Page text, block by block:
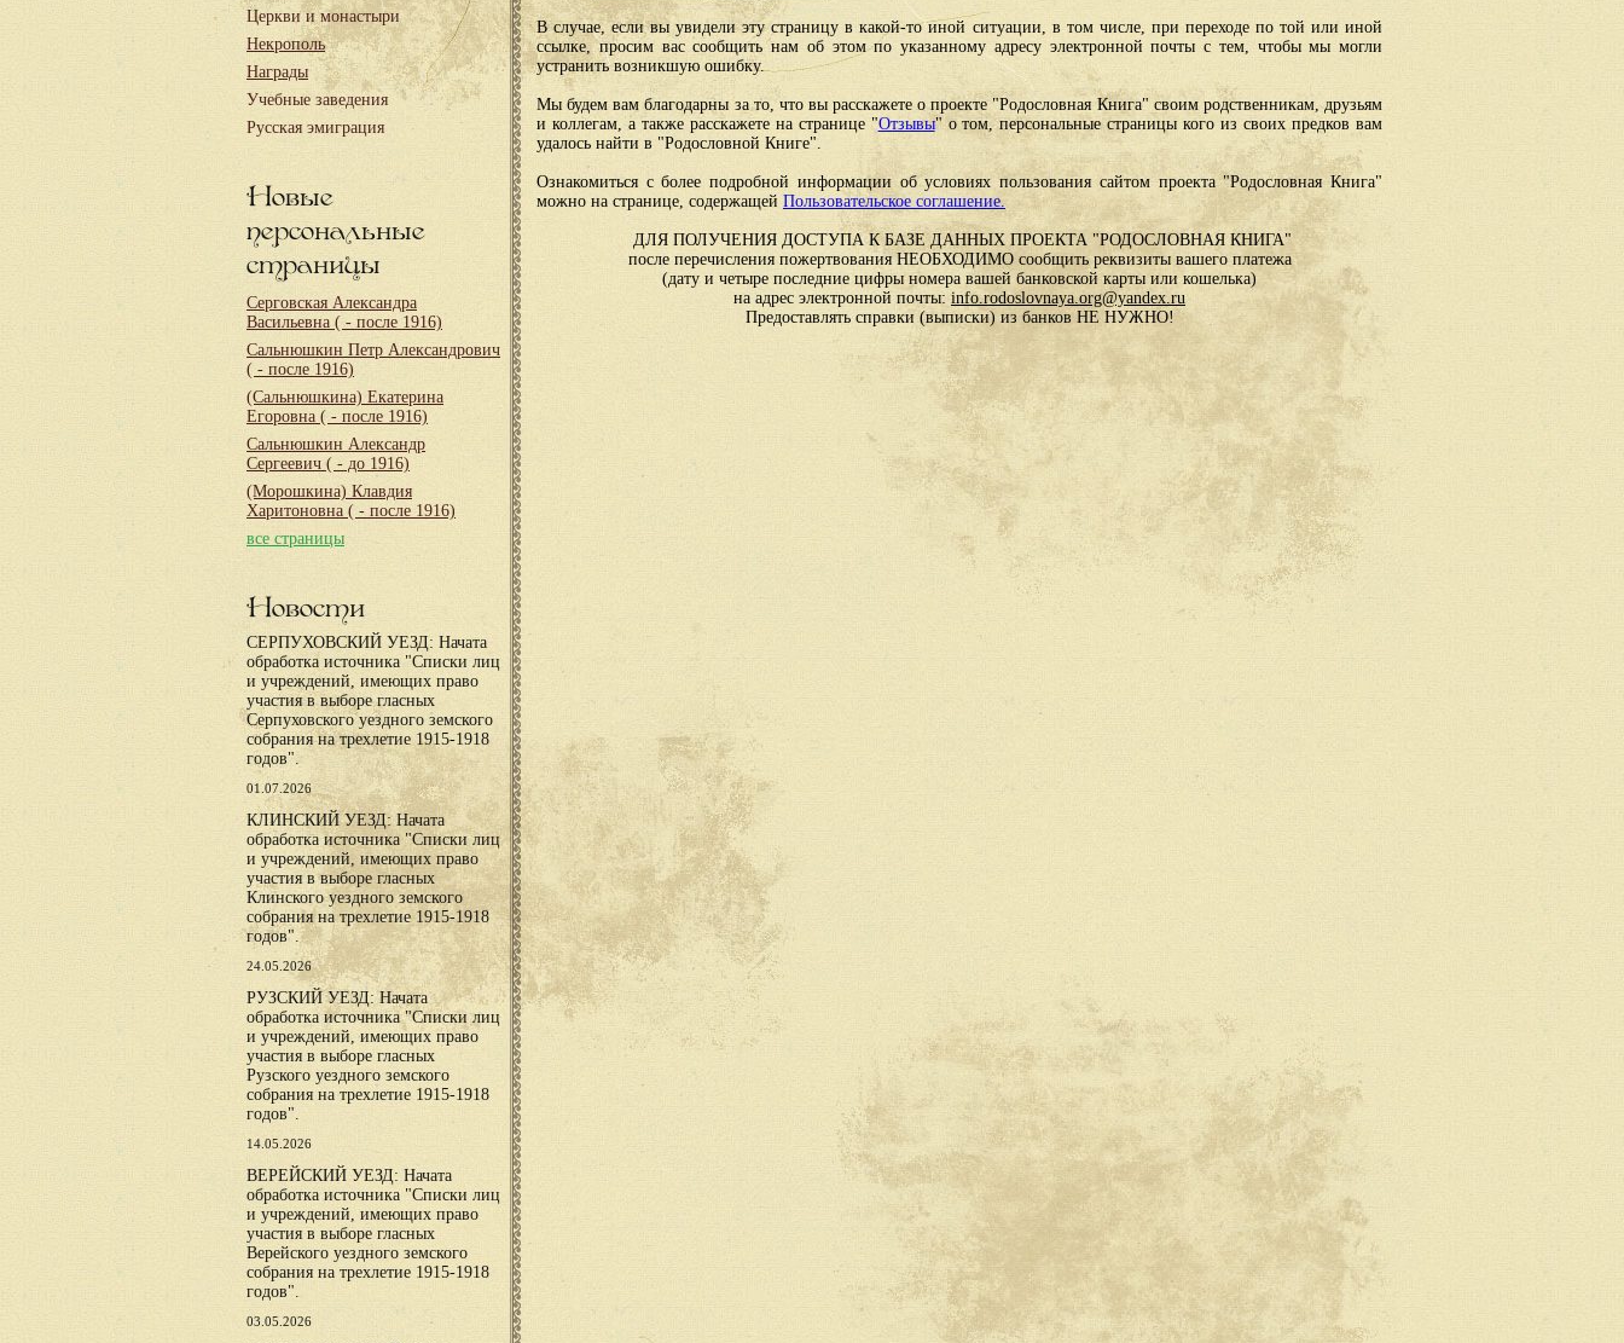
Церкви и монастыри
Некрополь
Награды
Учебные заведения
Русская эмиграция
Новые
персональные
страницы
Серговская Александра
Васильевна ( - после 1916)
Сальнюшкин Петр Александрович
( - после 1916)
(Сальнюшкина) Екатерина
Егоровна ( - после 1916)
Сальнюшкин Александр
Сергеевич ( - до 1916)
(Морошкина) Клавдия
Харитоновна ( - после 1916)
все страницы
Новости
СЕРПУХОВСКИЙ УЕЗД: Начата
обработка источника "Списки лиц
и учреждений, имеющих право
участия в выборе гласных
Серпуховского уездного земского
собрания на трехлетие 1915-1918
годов".
01.07.2026
КЛИНСКИЙ УЕЗД: Начата
обработка источника "Списки лиц
и учреждений, имеющих право
участия в выборе гласных
Клинского уездного земского
собрания на трехлетие 1915-1918
годов".
24.05.2026
РУЗСКИЙ УЕЗД: Начата
обработка источника "Списки лиц
и учреждений, имеющих право
участия в выборе гласных
Рузского уездного земского
собрания на трехлетие 1915-1918
годов".
14.05.2026
ВЕРЕЙСКИЙ УЕЗД: Начата
обработка источника "Списки лиц
и учреждений, имеющих право
участия в выборе гласных
Верейского уездного земского
собрания на трехлетие 1915-1918
годов".
03.05.2026
В случае, если вы увидели эту страницу в какой-то иной ситуации, в том числе, при переходе по той или иной
ссылке, просим вас сообщить нам об этом по указанному адресу электронной почты с тем, чтобы мы могли
устранить возникшую ошибку.
Мы будем вам благодарны за то, что вы расскажете о проекте "Родословная Книга" своим родственникам, друзьям
и коллегам, а также расскажете на странице "Отзывы" о том, персональные страницы кого из своих предков вам
удалось найти в "Родословной Книге".
Ознакомиться с более подробной информации об условиях пользования сайтом проекта "Родословная Книга"
можно на странице, содержащей Пользовательское соглашение.
ДЛЯ ПОЛУЧЕНИЯ ДОСТУПА К БАЗЕ ДАННЫХ ПРОЕКТА "РОДОСЛОВНАЯ КНИГА"
после перечисления пожертвования НЕОБХОДИМО сообщить реквизиты вашего платежа
(дату и четыре последние цифры номера вашей банковской карты или кошелька)
на адрес электронной почты: info.rodoslovnaya.org@yandex.ru
Предоставлять справки (выписки) из банков НЕ НУЖНО!